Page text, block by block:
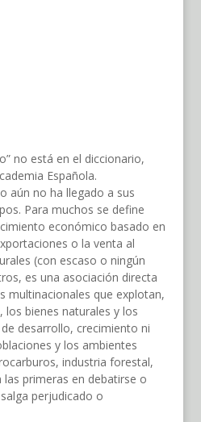
no está en el diccionario,
Española.
aún no ha llegado a sus
Para muchos se define
económico basado en
o la venta al
(con escaso o ningún
es una asociación directa
multinacionales que explotan,
los bienes naturales y los
desarrollo, crecimiento ni
y los ambientes
industria forestal,
primeras en debatirse o
perjudicado o